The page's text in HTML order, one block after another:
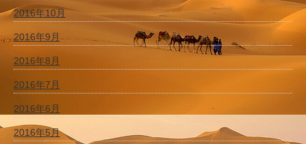
2016年10月
2016年9月
2016年8月
2016年7月
2016年6月
2016年5月